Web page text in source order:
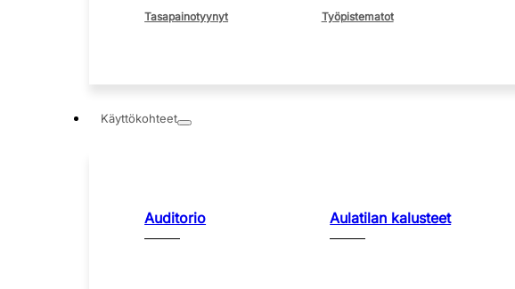
Tasapainotyynyt
Työpistematot
Käyttökohteet
Auditorio Aulatilan kalusteet